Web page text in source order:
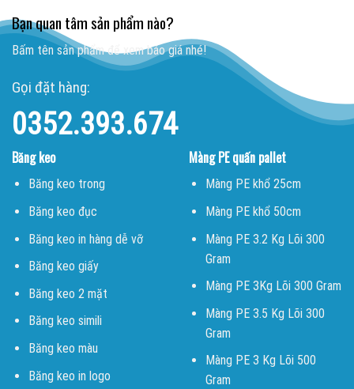
Bạn quan tâm sản phẩm nào?
Bấm tên sản phẩm để xem báo giá nhé!
Gọi đặt hàng:
0352.393.674
Băng keo
Băng keo trong
Băng keo đục
Băng keo in hàng dễ vỡ
Băng keo giấy
Băng keo 2 mặt
Băng keo simili
Băng keo màu
Băng keo in logo
Màng PE quấn pallet
Màng PE khổ 25cm
Màng PE khổ 50cm
Màng PE 3.2 Kg Lõi 300
Gram
Màng PE 3Kg Lõi 300 Gram
Màng PE 3.5 Kg Lõi 300
Gram
Màng PE 3 Kg Lõi 500
Gram